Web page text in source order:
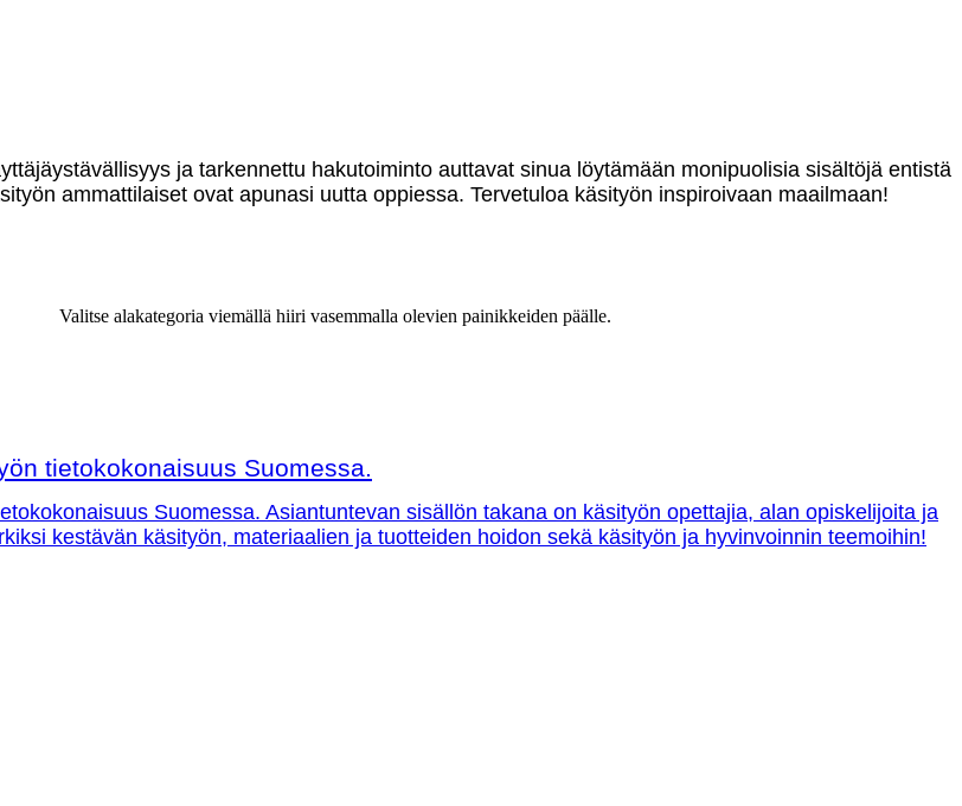
ja tarkennettu hakutoiminto auttavat sinua löytämään monipuolisia sisältöjä entistä
ammattilaiset ovat apunasi uutta oppiessa. Tervetuloa käsityön inspiroivaan maailmaan!
Valitse alakategoria viemällä hiiri vasemmalla olevien painikkeiden päälle.
tietokokonaisuus Suomessa.
Suomessa. Asiantuntevan sisällön takana on käsityön opettajia, alan opiskelijoita ja
kestävän käsityön, materiaalien ja tuotteiden hoidon sekä käsityön ja hyvinvoinnin teemoihin!